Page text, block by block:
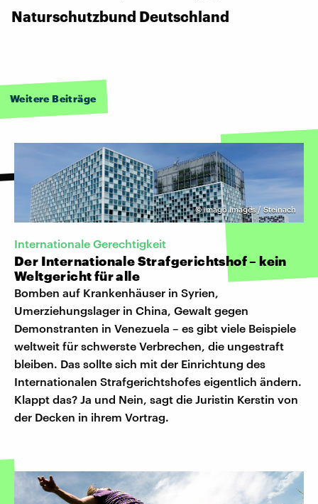
Naturschutzbund Deutschland
Weitere Beiträge
©imago images / Steinach
Internationale Gerechtigkeit
Der Internationale Strafgerichtshof – kein
Weltgericht für alle
Bomben auf Krankenhäuser in Syrien,
Umerziehungslager in China, Gewalt gegen
Demonstranten in Venezuela – es gibt viele Beispiele
weltweit für schwerste Verbrechen, die ungestraft
bleiben. Das sollte sich mit der Einrichtung des
Internationalen Strafgerichtshofes eigentlich ändern.
Klappt das? Ja und Nein, sagt die Juristin Kerstin von
der Decken in ihrem Vortrag.